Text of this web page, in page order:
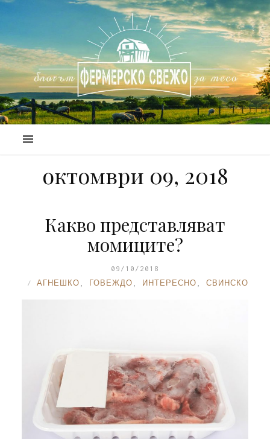
октомври 09, 2018
Какво представляват
момиците?
09/10/2018
АГНЕШКО
ГОВЕЖДО ИНТЕРЕСНО СВИНСКО